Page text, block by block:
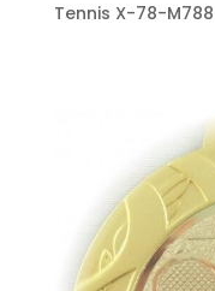
Tennis X-78-M788